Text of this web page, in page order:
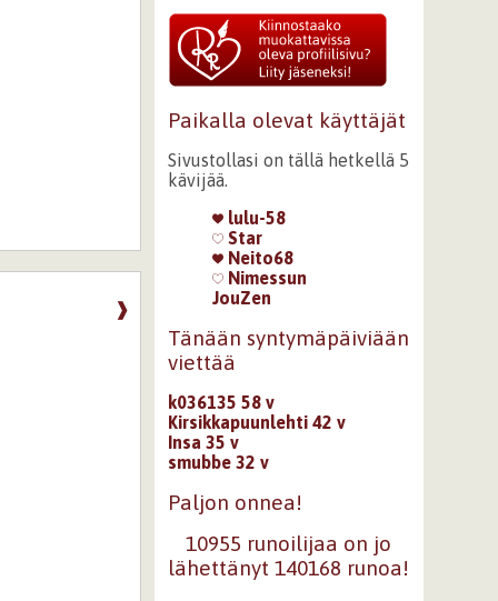
❱
Paikalla olevat käyttäjät
Sivustollasi on tällä hetkellä 5
kävijää.
lulu-58
Star
Neito68
Nimessun
JouZen
Tänään syntymäpäiviään
viettää
k036135 58 v
Kirsikkapuunlehti 42 v
Insa 35 v
smubbe 32 v
Paljon onnea!
10955 runoilijaa on jo
lähettänyt 140168 runoa!